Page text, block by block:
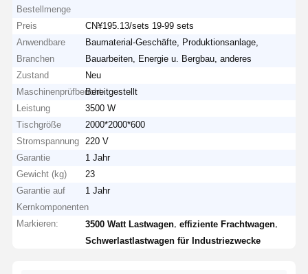
Bestellmenge
Preis
CN¥195.13/sets 19-99 sets
Anwendbare
Branchen
Baumaterial-Geschäfte, Produktionsanlage,
Bauarbeiten, Energie u. Bergbau, anderes
Zustand
Neu
MaschinenprüfberichtBereitgestellt
Leistung
3500 W
Tischgröße
2000*2000*600
Stromspannung
220 V
Garantie
1 Jahr
Gewicht (kg)
23
Garantie auf
Kernkomponenten
1 Jahr
Markieren: 3500 Watt Lastwagen ,effiziente Frachtwagen
Schwerlastlastwagen für Industriezwecke